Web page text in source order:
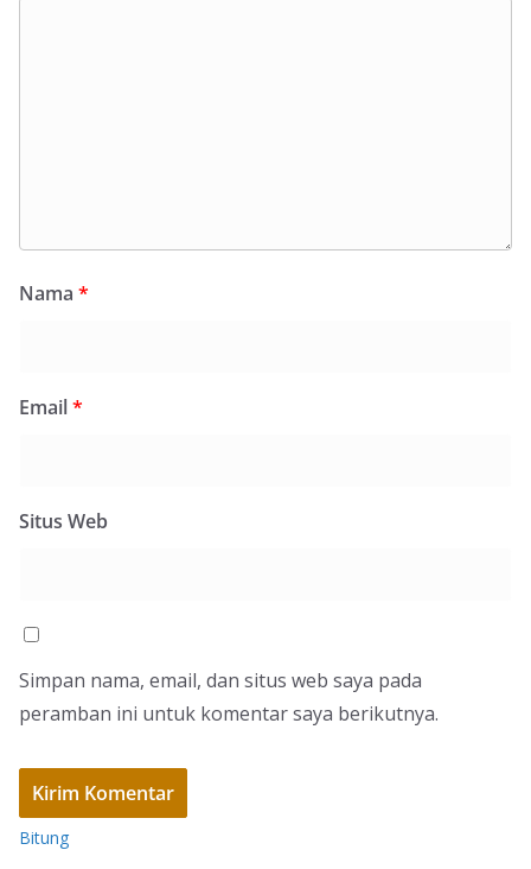
Nama *
Email*
Situs Web
Simpan nama, email, dan situs web saya pada
peramban ini untuk komentar saya berikutnya.
Bitung